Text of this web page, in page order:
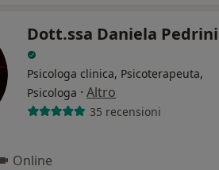
Dott.ssa Daniela Pedrini
Psicologa clinica, Psicoterapeuta,
Psicologa · Altro
35 recensioni
Online